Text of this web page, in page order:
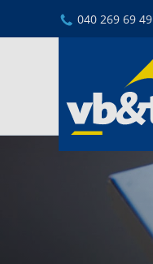
040 269 69 49